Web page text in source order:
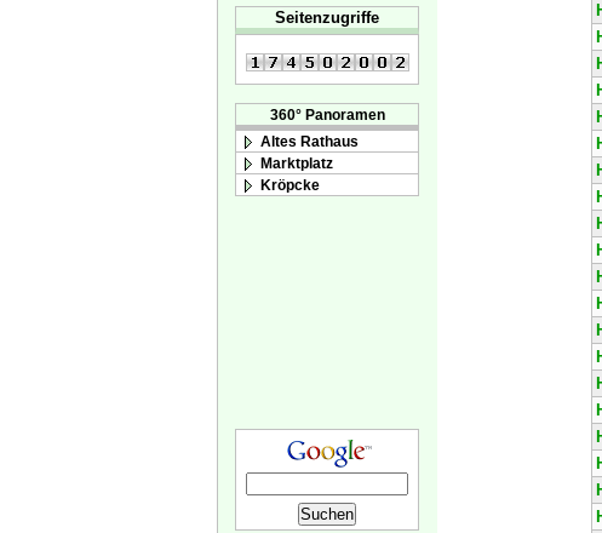
Seitenzugriffe
360° Panoramen
Altes Rathaus
Marktplatz
Kröpcke